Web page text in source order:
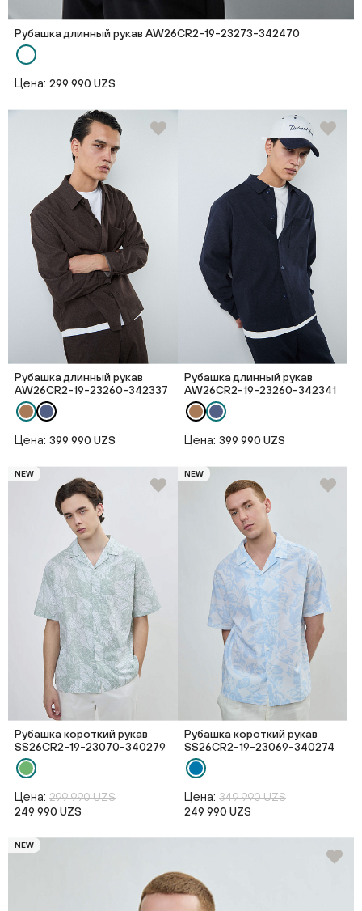
Рубашка длинный рукав AW26CR2-19-23273-342470
Цена: 299 990 UZS
Рубашка длинный рукав
AW26CR2-19-23260-342337
Цена: 399 990 UZS
Рубашка длинный рукав
AW26CR2-19-23260-342341
Цена: 399 990 UZS
NEW
Рубашка короткий рукав
SS26CR2-19-23070-340279
Цена: 299 990 UZS
249 990 UZS
NEW
Рубашка короткий рукав
SS26CR2-19-23069-340274
Цена: 349 990 UZS
249 990 UZS
NEW